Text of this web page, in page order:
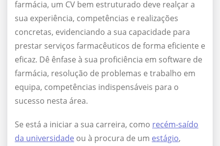
farmácia, um CV bem estruturado deve realçar a
sua experiência, competências e realizações
concretas, evidenciando a sua capacidade para
prestar serviços farmacêuticos de forma eficiente e
eficaz. Dê ênfase à sua proficiência em software de
farmácia, resolução de problemas e trabalho em
equipa, competências indispensáveis para o
sucesso nesta área.
Se está a iniciar a sua carreira, como recém-saído
da universidade ou à procura de um estágio,